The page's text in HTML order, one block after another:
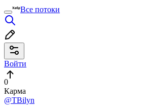
Все потоки
Войти
0
Карма
@TBilyn